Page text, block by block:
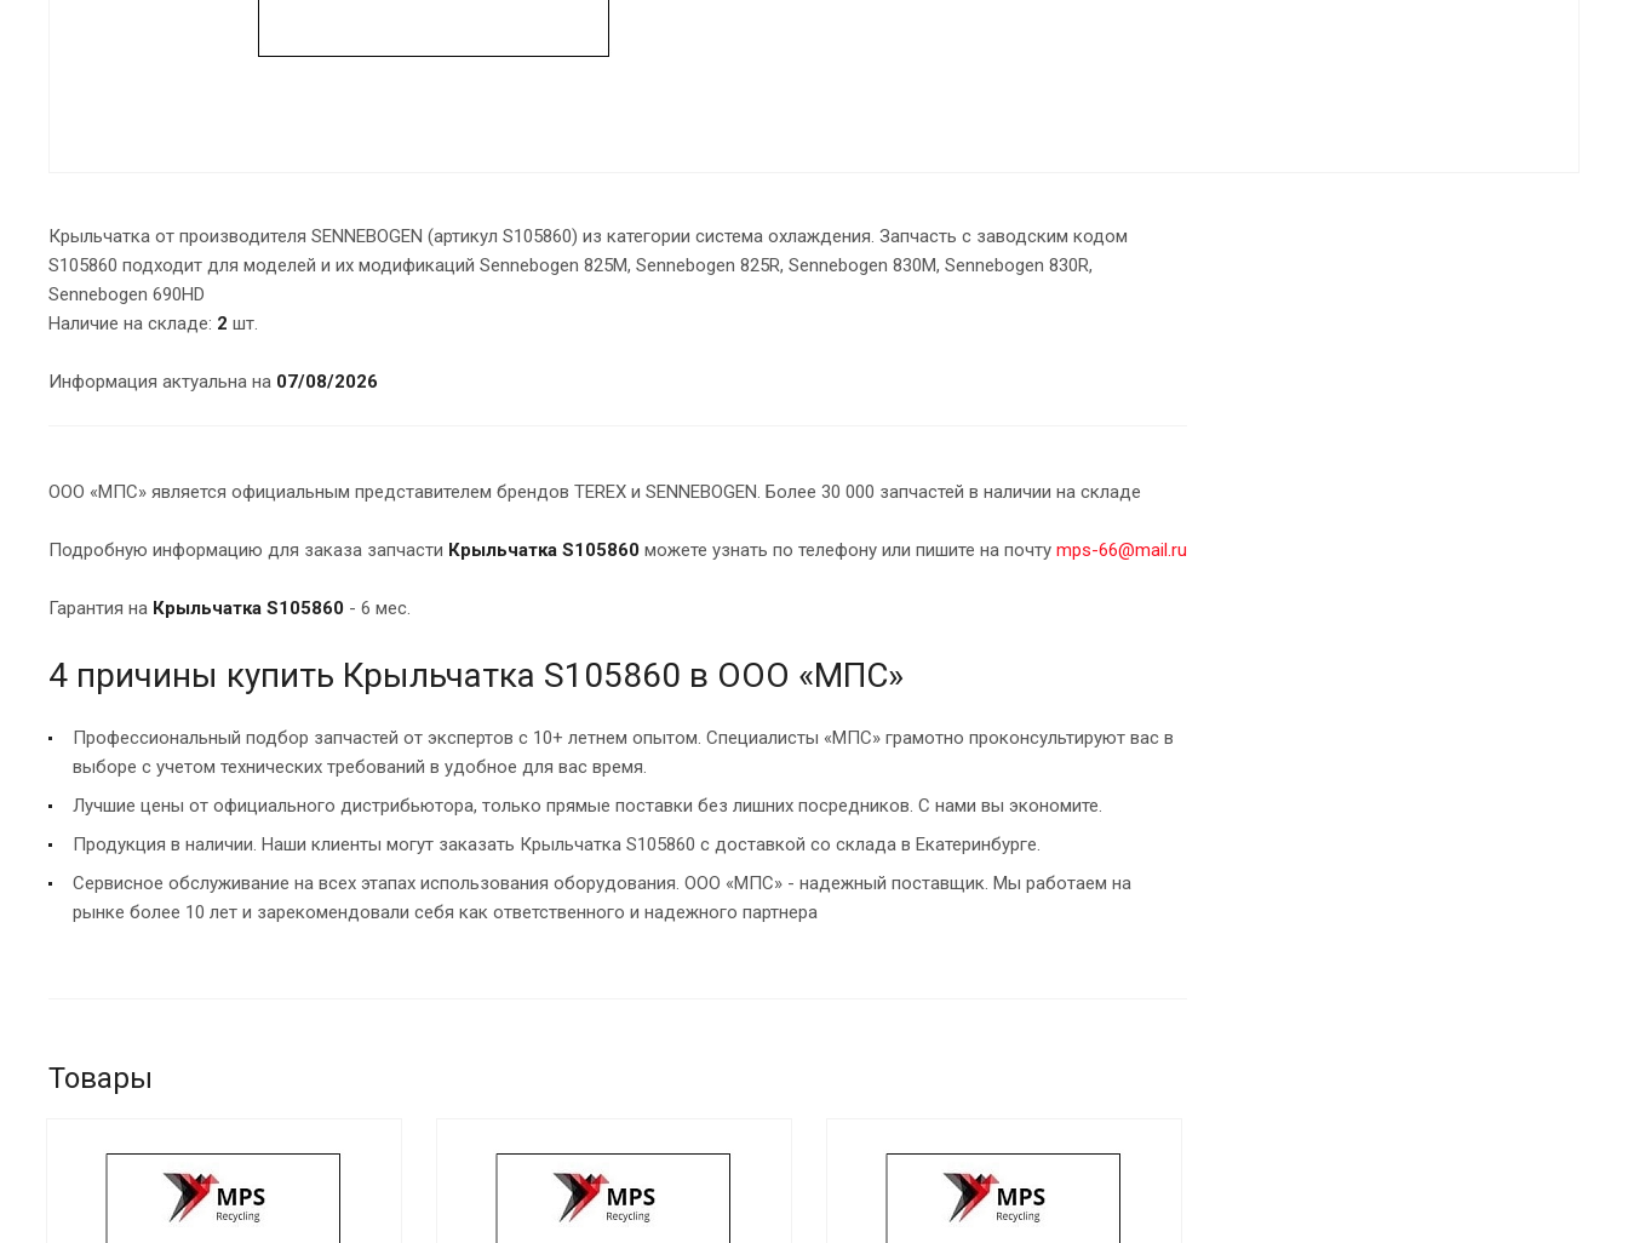
Крыльчатка от производителя SENNEBOGEN (артикул S105860) из категории система охлаждения. Запчасть с заводским кодом
S105860 подходит для моделей и их модификаций Sennebogen 825M, Sennebogen 825R, Sennebogen 830M, Sennebogen 830R,
Sennebogen 690HD
Наличие на складе: 2 шт.
Информация актуальна на 07/08/2026
ООО «МПС» является официальным представителем брендов TEREX и SENNEBOGEN. Более 30 000 запчастей в наличии на складе
Подробную информацию для заказа запчасти Крыльчатка S105860 можете узнать по телефону или пишите на почту mps-66@mail.ru
Гарантия на Крыльчатка S105860 - 6 мес.
4 причины купить Крыльчатка S105860 в ООО «МПС»
Профессиональный подбор запчастей от экспертов с 10+ летнем опытом. Специалисты «МПС» грамотно проконсультируют вас в
выборе с учетом технических требований в удобное для вас время.
Лучшие цены от официального дистрибьютора, только прямые поставки без лишних посредников. С нами вы экономите.
Продукция в наличии. Наши клиенты могут заказать Крыльчатка S105860 с доставкой со склада в Екатеринбурге.
Сервисное обслуживание на всех этапах использования оборудования. ООО «МПС» - надежный поставщик. Мы работаем на
рынке более 10 лет и зарекомендовали себя как ответственного и надежного партнера
Товары